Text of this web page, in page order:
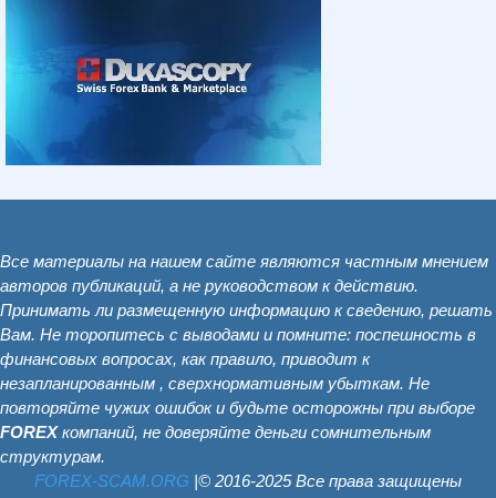
Все материалы на нашем сайте являются частным мнением
авторов публикаций, а не руководством к действию.
Принимать ли размещенную информацию к сведению, решать
Вам. Не торопитесь с выводами и помните: поспешность в
финансовых вопросах, как правило, приводит к
незапланированным , сверхнормативным убыткам. Не
повторяйте чужих ошибок и будьте осторожны при выборе
FOREXкомпаний, не доверяйте деньги сомнительным
структурам.
FOREX-SCAM.ОRG |© 2016-2025 Все права защищены